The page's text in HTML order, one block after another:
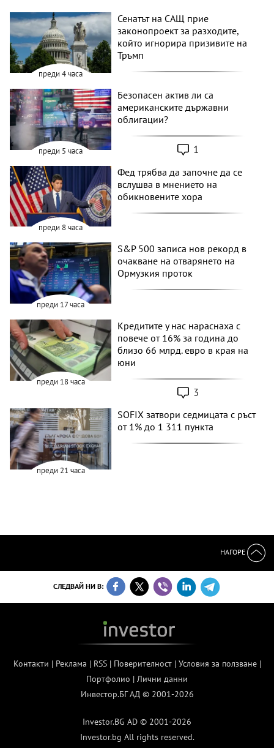
преди 4 часа
Сенатът на САЩ прие
законопроект за разходите,
който игнорира призивите на
Тръмп
преди 5 часа
Безопасен актив ли са
американските държавни
облигации?
1
преди 8 часа
Фед трябва да започне да се
вслушва в мнението на
обикновените хора
преди 17 часа
S&P 500 записа нов рекорд в
очакване на отварянето на
Ормузкия проток
преди 18 часа
Кредитите у нас нараснаха с
повече от 16% за година до
близо 66 млрд. евро в края на
юни
3
преди 21 часа
SOFIX затвори седмицата с ръст
от 1% до 1 311 пункта
НАГОРЕ
СЛЕДВАЙ НИ В:
Контакти | Реклама | RSS| Поверителност| Условия за ползване|
Портфолио | Лични данни
Инвестор.БГ АД © 2001-2026
Investor.BG AD © 2001-2026
Investor.bg All rights reserved.